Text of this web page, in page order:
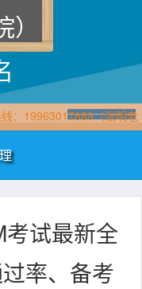
：19963017889（张明老
试最新全
率、备考